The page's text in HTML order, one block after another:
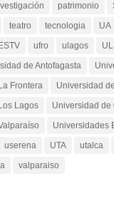
patrimonio
teatro tecnologia UA
ufro ulagos
de Antofagasta
Frontera
Universidad
Lagos
Universidad de
Universidades
userena UTA utalca
valparaiso